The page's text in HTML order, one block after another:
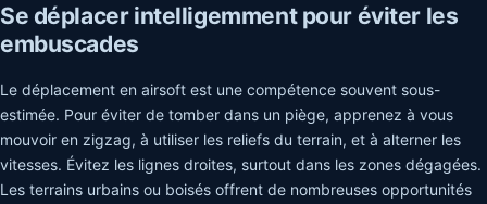
Se déplacer intelligemment pour éviter les
embuscades
Le déplacement en airsoft est une compétence souvent sous-
estimée. Pour éviter de tomber dans un piège, apprenez à vous
mouvoir en zigzag, à utiliser les reliefs du terrain, et à alterner les
vitesses. Évitez les lignes droites, surtout dans les zones dégagées.
Les terrains urbains ou boisés offrent de nombreuses opportunités